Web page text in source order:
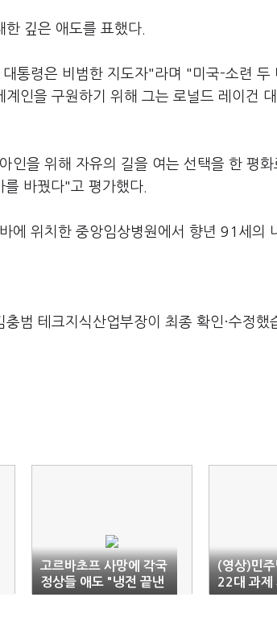
깊은 애도를 표했다.
통령은 비범한 지도자"라며 "미국-소련 두
인을 구원하기 위해 그는 로널드 레이건
인을 위해 자유의 길을 여는 선택을 한 평화
바꿨다"고 평가했다.
에 위치한 중앙임상병원에서 향년 91세의
범 테크지식산업부장이 최종 확인·수정했
고르바초프 사망에 각국
정상들 애도 "냉전 끝낸
위대한 지도자"
(영상)민
22대 과
빠진 여당